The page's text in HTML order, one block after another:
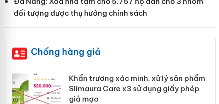
đối tượng được thụ hưởng chính sách
Chống hàng giả
Khẩn trương xác minh, xử lý sản phẩm
Slimaura Care x3 sử dụng giấy phép
giả mạo